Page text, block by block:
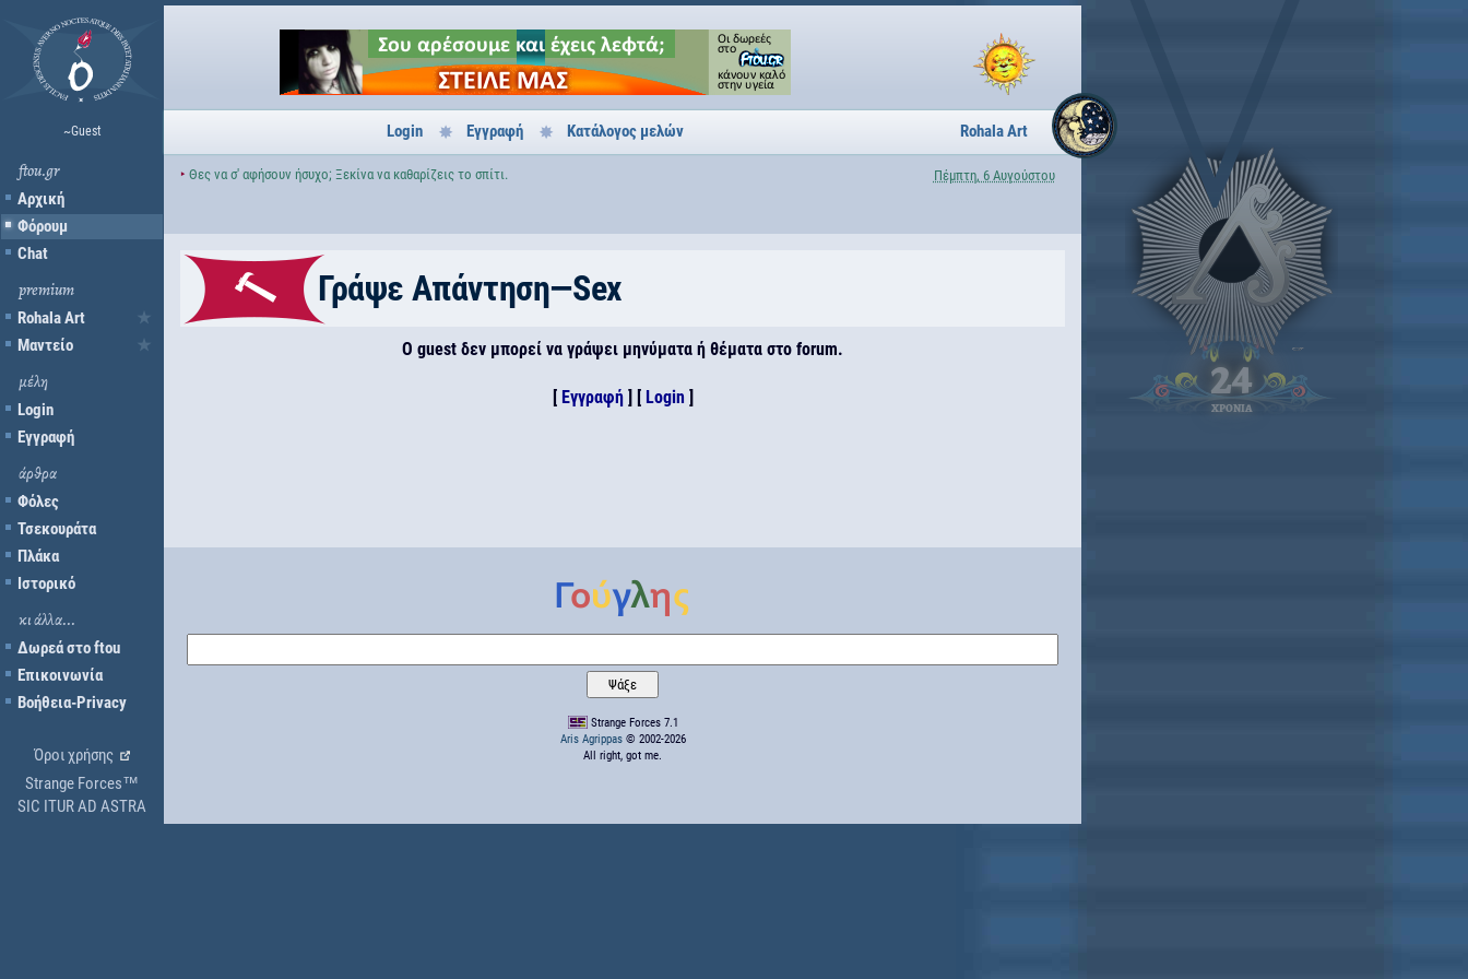
~Guest
ftou.gr
Αρχική
Φόρουμ
Chat
premium
Rohala Art
Μαντείο
μέλη
Login
Εγγραφή
άρθρα
Φόλες
Τσεκουράτα
Πλάκα
Ιστορικό
κι άλλα...
Δωρεά στο ftou
Επικοινωνία
Βοήθεια-Privacy
Όροι χρήσης
Strange Forces™
SIC ITUR AD ASTRA
Login Εγγραφή Κατάλογος μελών Rohala Art
‣ Θες να σ' αφήσουν ήσυχο; Ξεκίνα να καθαρίζεις το σπίτι. Πέμπτη, 6 Αυγούστου
Γράψε Απάντηση—Sex
Ο guest δεν μπορεί να γράψει μηνύματα ή θέματα στο forum.
[ Εγγραφή] [ Login ]
Strange Forces 7.1
Aris Agrippas© 2002-2026
All right, got me.
24
ΧΡΟΝΙΑ